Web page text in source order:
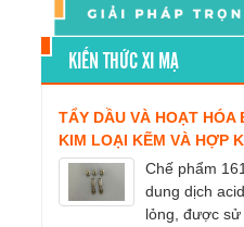
KIẾN THỨC XI MẠ
TẨY DẦU VÀ HOẠT HÓA
KIM LOẠI KẼM VÀ HỢP
Chế phẩm
dung dịch
lỏng, được sử